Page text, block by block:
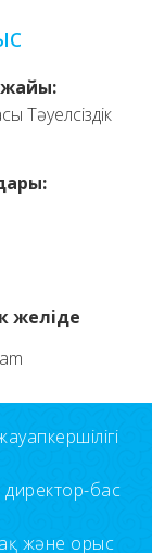
Тәуелсіздік
желіде
бас
және орыс